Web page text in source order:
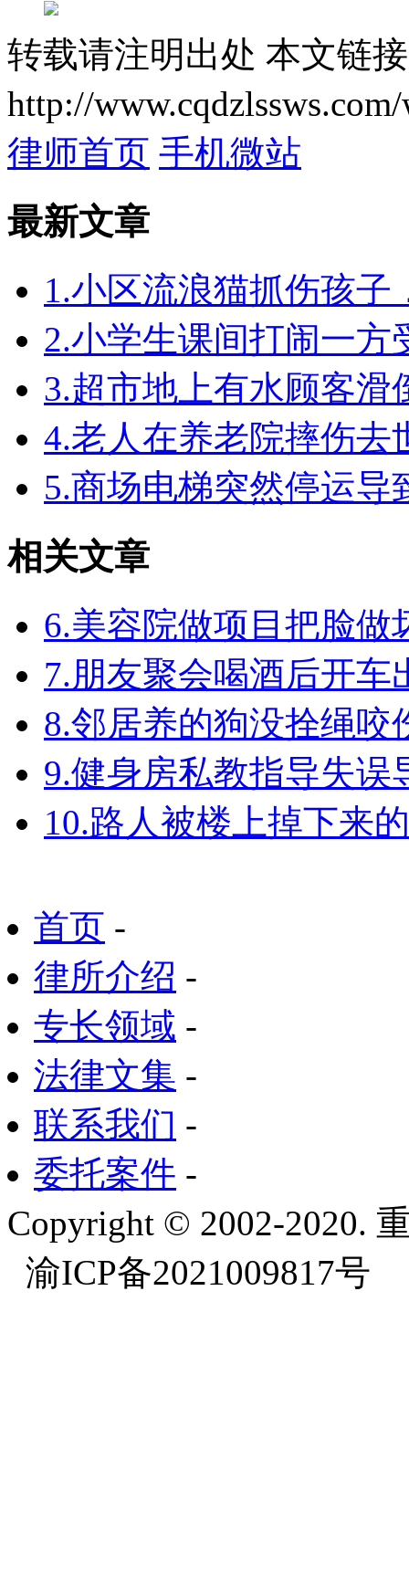
转载请注明出处 本文链
http://
律师首页 手机微站
最新文章
1.小区流浪猫抓伤孩子
2.小学生课间打闹一
3.超市地上有水顾客
4.老人在养老院摔伤去
5.商场电梯突然停运
相关文章
6.美容院做项目把脸做
7.朋友聚会喝酒后开
8.邻居养的狗没拴绳
9.健身房私教指导失
10.路人被楼上掉下来
首页 -
律所介绍 -
专长领域 -
法律文集 -
联系我们 -
委托案件 -
Copyright © 2002-2020.
渝ICP备2021009817号